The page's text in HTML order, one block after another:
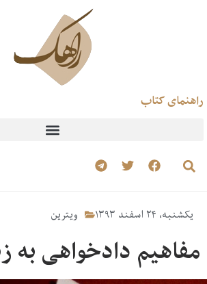
راهنمای کتاب
یکشنبه، ۲۴ اسفند ۱۳۹۳ ویترین
مفاهیم دادخواهی به